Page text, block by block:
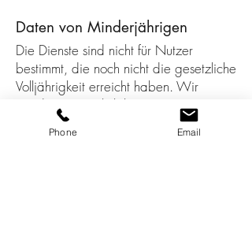
Daten von Minderjährigen
Die Dienste sind nicht für Nutzer
bestimmt, die noch nicht die gesetzliche
Volljährigkeit erreicht haben. Wir
werden wissentlich keine Daten von
Kindern erfassen. Wenn Sie noch nicht
volljährig sind, sollten Sie die Dienste
Phone Email